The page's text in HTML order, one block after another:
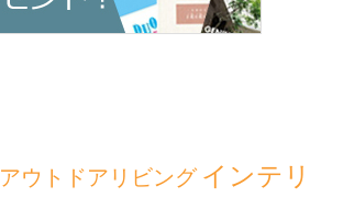
アウトドアリビング インテリ